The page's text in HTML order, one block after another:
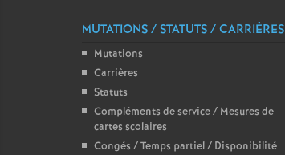
MUTATIONS / STATUTS / CARRIÈRES
Mutations
Carrières
Statuts
Compléments de service / Mesures de
cartes scolaires
Congés / Temps partiel / Disponibilité